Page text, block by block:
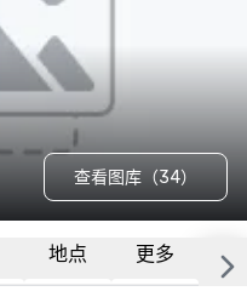
查看图库（34）
地点 更多 常